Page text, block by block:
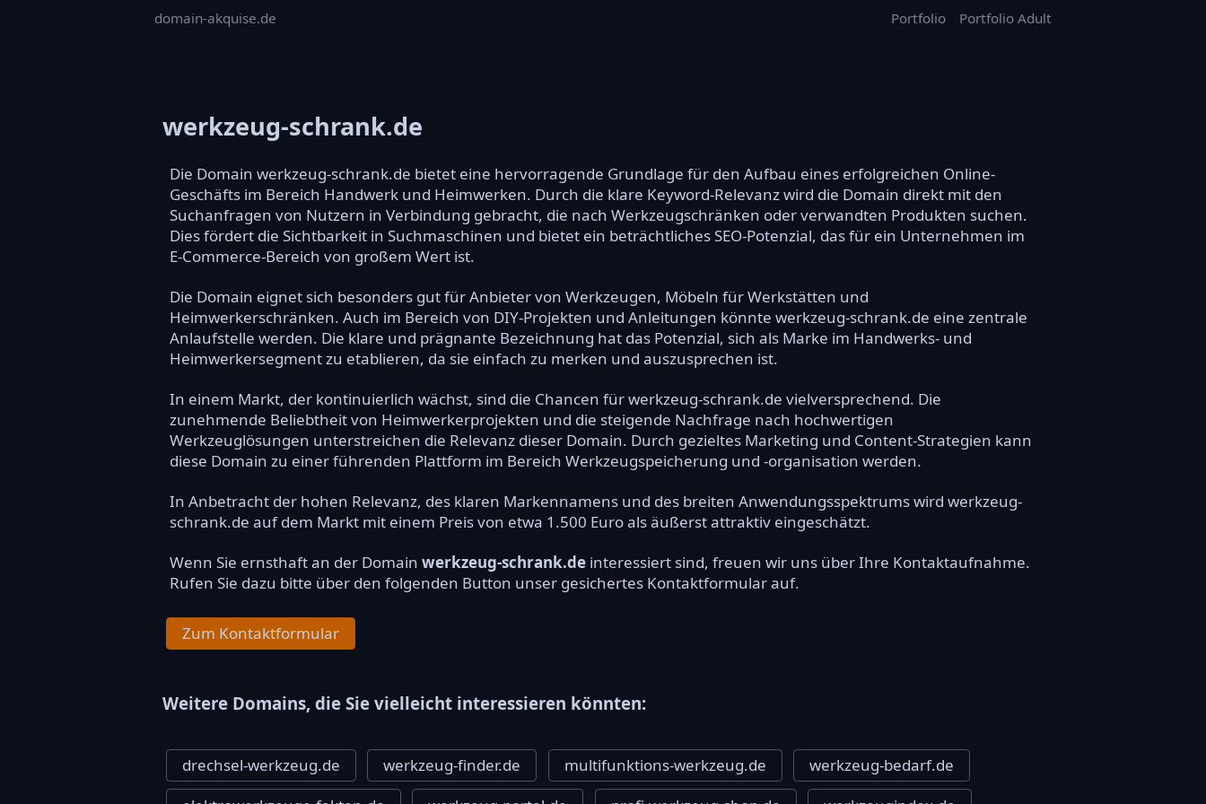
domain-akquise.de Portfolio Portfolio Adult
werkzeug-schrank.de
Die Domain werkzeug-schrank.de bietet eine hervorragende Grundlage für den Aufbau eines erfolgreichen Online-
Geschäfts im Bereich Handwerk und Heimwerken. Durch die klare Keyword-Relevanz wird die Domain direkt mit den
Suchanfragen von Nutzern in Verbindung gebracht, die nach Werkzeugschränken oder verwandten Produkten suchen.
Dies fördert die Sichtbarkeit in Suchmaschinen und bietet ein beträchtliches SEO-Potenzial, das für ein Unternehmen im
E-Commerce-Bereich von großem Wert ist.
Die Domain eignet sich besonders gut für Anbieter von Werkzeugen, Möbeln für Werkstätten und
Heimwerkerschränken. Auch im Bereich von DIY-Projekten und Anleitungen könnte werkzeug-schrank.de eine zentrale
Anlaufstelle werden. Die klare und prägnante Bezeichnung hat das Potenzial, sich als Marke im Handwerks- und
Heimwerkersegment zu etablieren, da sie einfach zu merken und auszusprechen ist.
In einem Markt, der kontinuierlich wächst, sind die Chancen für werkzeug-schrank.de vielversprechend. Die
zunehmende Beliebtheit von Heimwerkerprojekten und die steigende Nachfrage nach hochwertigen
Werkzeuglösungen unterstreichen die Relevanz dieser Domain. Durch gezieltes Marketing und Content-Strategien kann
diese Domain zu einer führenden Plattform im Bereich Werkzeugspeicherung und -organisation werden.
In Anbetracht der hohen Relevanz, des klaren Markennamens und des breiten Anwendungsspektrums wird werkzeug-
schrank.de auf dem Markt mit einem Preis von etwa 1.500 Euro als äußerst attraktiv eingeschätzt.
Wenn Sie ernsthaft an der Domain werkzeug-schrank.de interessiert sind, freuen wir uns über Ihre Kontaktaufnahme.
Rufen Sie dazu bitte über den folgenden Button unser gesichertes Kontaktformular auf.
Zum Kontaktformular
Weitere Domains, die Sie vielleicht interessieren könnten:
drechsel-werkzeug.de werkzeug-finder.de multifunktions-werkzeug.de
werkzeug-bedarf.de